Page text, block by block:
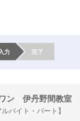
力 完了
ン 伊丹野間教室
バイト・パート】